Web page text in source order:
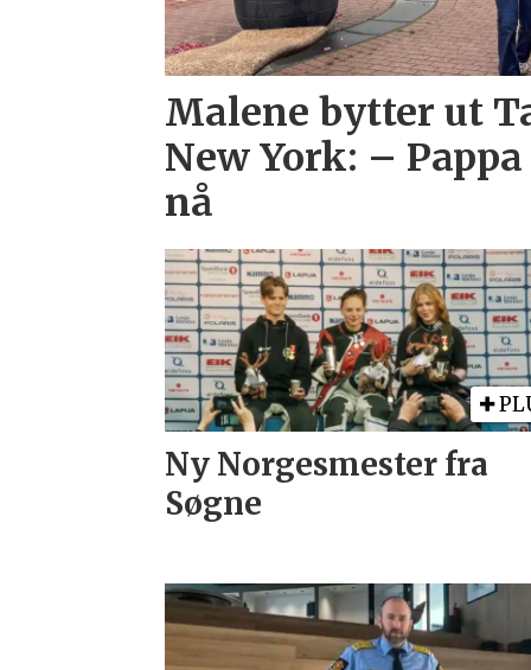
Malene bytter ut
New York: –
nå
Ny Norgesmester fra
Søgne